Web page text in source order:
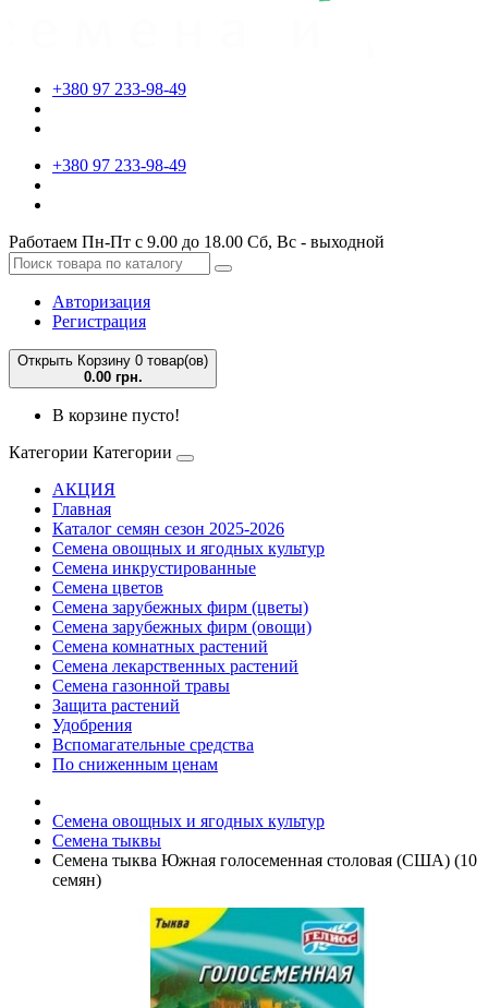
+380 97 233-98-49
+380 97 233-98-49
Работаем Пн-Пт с 9.00 до 18.00 Сб, Вс - выходной
Авторизация
Регистрация
Открыть Корзину 0 товар(ов)
0.00 грн.
В корзине пусто!
Категории Категории
АКЦИЯ
Главная
Каталог семян сезон 2025-2026
Семена овощных и ягодных культур
Семена инкрустированные
Семена цветов
Семена зарубежных фирм (цветы)
Семена зарубежных фирм (овощи)
Семена комнатных растений
Семена лекарственных растений
Семена газонной травы
Защита растений
Удобрения
Вспомагательные средства
По сниженным ценам
Семена овощных и ягодных культур
Семена тыквы
Семена тыква Южная голосеменная столовая (США) (10
семян)